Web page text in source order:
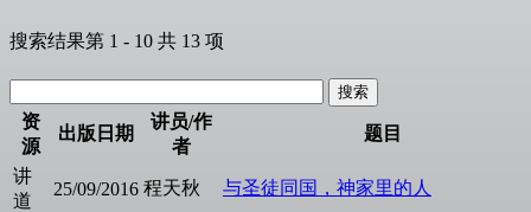
搜索结果第 1 - 10 共 13 项
资
源
出版日期
讲员/作
者
题目
讲
道
25/09/2016 程天秋 与圣徒同国，神家里的人